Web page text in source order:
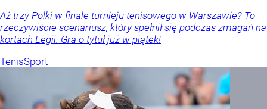
Aż trzy Polki w finale turnieju tenisowego w Warszawie? To
rzeczywiście scenariusz, który spełnił się podczas zmagań na
kortach Legii. Gra o tytuł już w piątek!
TenisSport